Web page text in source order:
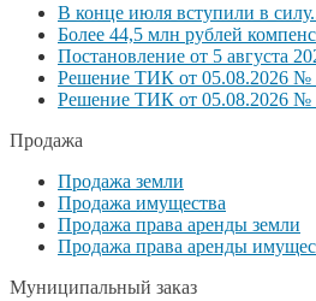
В конце июля вступили в
Более 44,5 млн рублей
Постановление от 5 августа
Решение ТИК от 05.08.2026 №
Решение ТИК от 05.08.2026 №
Продажа
Продажа земли
Продажа имущества
Продажа права аренды земли
Продажа права аренды
Муниципальный заказ